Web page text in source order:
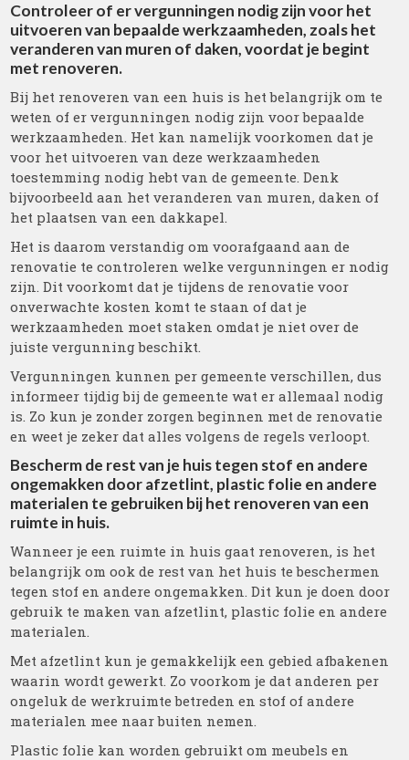
Controleer of er vergunningen nodig zijn voor het
uitvoeren van bepaalde werkzaamheden, zoals het
veranderen van muren of daken, voordat je begint
met renoveren.
Bij het renoveren van een huis is het belangrijk om te
weten of er vergunningen nodig zijn voor bepaalde
werkzaamheden. Het kan namelijk voorkomen dat je
voor het uitvoeren van deze werkzaamheden
toestemming nodig hebt van de gemeente. Denk
bijvoorbeeld aan het veranderen van muren, daken of
het plaatsen van een dakkapel.
Het is daarom verstandig om voorafgaand aan de
renovatie te controleren welke vergunningen er nodig
zijn. Dit voorkomt dat je tijdens de renovatie voor
onverwachte kosten komt te staan of dat je
werkzaamheden moet staken omdat je niet over de
juiste vergunning beschikt.
Vergunningen kunnen per gemeente verschillen, dus
informeer tijdig bij de gemeente wat er allemaal nodig
is. Zo kun je zonder zorgen beginnen met de renovatie
en weet je zeker dat alles volgens de regels verloopt.
Bescherm de rest van je huis tegen stof en andere
ongemakken door afzetlint, plastic folie en andere
materialen te gebruiken bij het renoveren van een
ruimte in huis.
Wanneer je een ruimte in huis gaat renoveren, is het
belangrijk om ook de rest van het huis te beschermen
tegen stof en andere ongemakken. Dit kun je doen door
gebruik te maken van afzetlint, plastic folie en andere
materialen.
Met afzetlint kun je gemakkelijk een gebied afbakenen
waarin wordt gewerkt. Zo voorkom je dat anderen per
ongeluk de werkruimte betreden en stof of andere
materialen mee naar buiten nemen.
Plastic folie kan worden gebruikt om meubels en